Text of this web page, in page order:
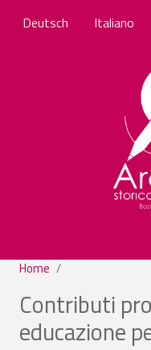
Deutsch Italiano
Home
Contributi
educazione